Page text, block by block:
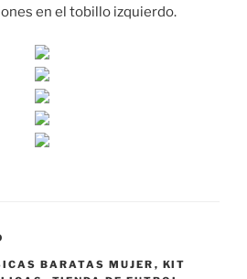
en el tobillo izquierdo.
BARATAS MUJER , KIT